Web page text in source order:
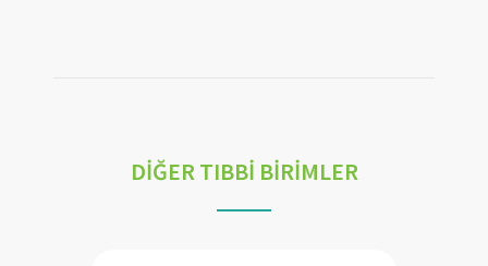
DİĞER TIBBİ BİRİMLER